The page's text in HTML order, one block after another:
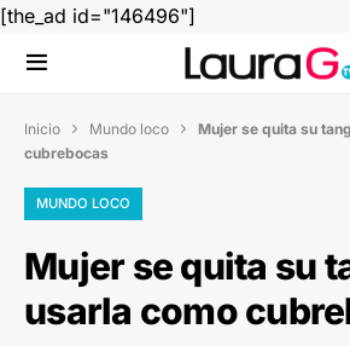
[the_ad id="146496"]
Inicio  Mundo loco  Mujer se quita su
cubrebocas
MUNDO LOCO
Mujer se quita su
usarla como